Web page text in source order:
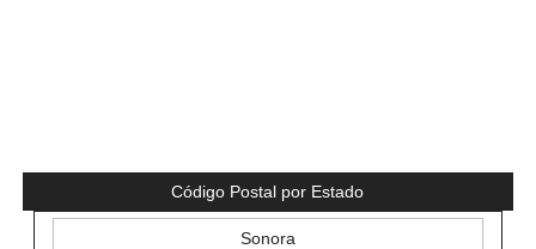
Código Postal por Estado
Sonora